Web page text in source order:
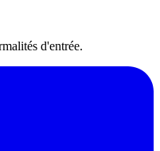
d'entrée.